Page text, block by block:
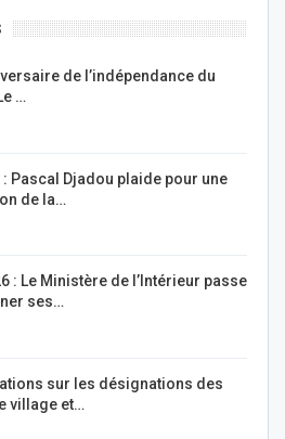
de l’indépendance du
…
: Pascal Djadou plaide pour une
de la…
: Le Ministère de l’Intérieur passe
ses…
sur les désignations des
village et…